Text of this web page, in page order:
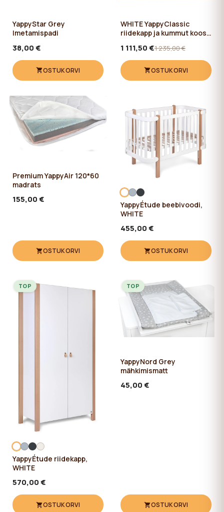
YappyStar Grey
Imetamispadi
38,00 €
OSTUKORVI
WHITE YappyClassic
riidekapp ja kummut koos
1 111,50 €1 235,00 €
OSTUKORVI
Premium YappyAir 120*60
madrats
155,00 €
OSTUKORVI
YappyÉtude beebivoodi,
WHITE
455,00 €
OSTUKORVI
YappyÉtude riidekapp,
WHITE
570,00 €
OSTUKORVI
TOP
YappyNord Grey
mähkimismatt
45,00 €
OSTUKORVI
TOP